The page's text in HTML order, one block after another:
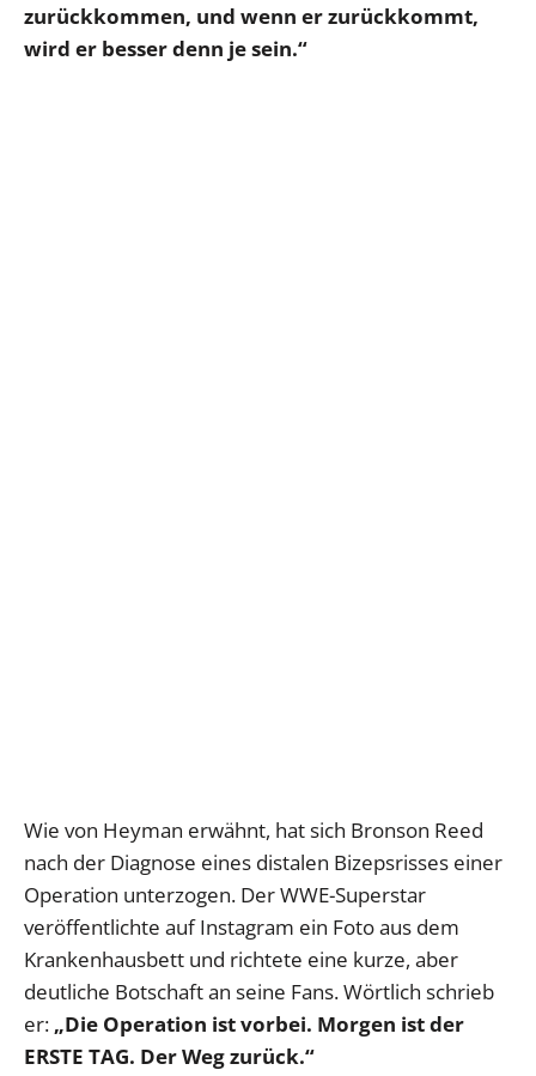
zurückkommen, und wenn er zurückkommt,
wird er besser denn je sein.“
Wie von Heyman erwähnt, hat sich Bronson Reed
nach der Diagnose eines distalen Bizepsrisses einer
Operation unterzogen. Der WWE-Superstar
veröffentlichte auf Instagram ein Foto aus dem
Krankenhausbett und richtete eine kurze, aber
deutliche Botschaft an seine Fans. Wörtlich schrieb
er: „Die Operation ist vorbei. Morgen ist der
ERSTE TAG. Der Weg zurück.“